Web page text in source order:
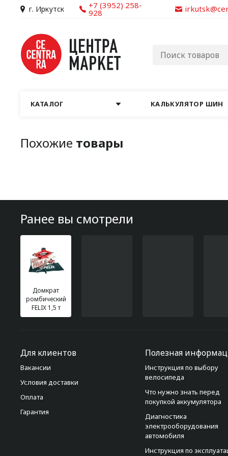
г. Иркутск +7 (3952) 258-
928
КАТАЛОГ КАЛЬКУЛЯТОР ШИН
Похожие товары
Ранее вы смотрели
Домкрат
ромбический
FELIX 1,5 т
Для клиентов
Вакансии
Условия доставки
Оплата
Гарантия
Полезная
Инструкция по выбору
велосипеда
Что нужно знать перед
покупкой аккумулятора
Диагностика
электрооборудования
автомобиля
Инструкция по